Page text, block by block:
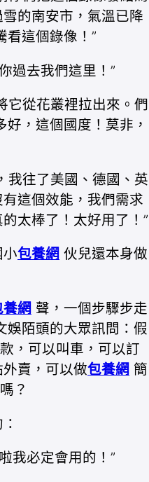
的南安市，氣溫已降
看這個錄像！”
過去我們這里！”
它從花叢裡拉出來。們
好，這個國度！莫非，
我往了美國、德國、英
這個效能，我們需求
太棒了！太好用了！”
包養網 伙兒還本身做
網 聲，一個步驟步走
娛陌頭的大眾訊問：假
，可以叫車，可以訂
賣，可以做包養網 簡
？
我必定會用的！”